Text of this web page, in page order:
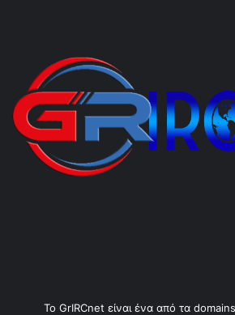
Το GrIRCnet είναι ένα από τα